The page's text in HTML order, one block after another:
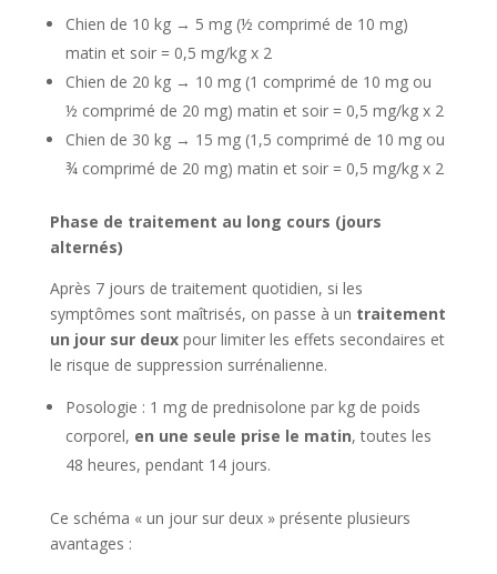
Chien de 10 kg → 5 mg (½ comprimé de 10 mg)
matin et soir = 0,5 mg/kg x 2
Chien de 20 kg → 10 mg (1 comprimé de 10 mg ou
½ comprimé de 20 mg) matin et soir = 0,5 mg/kg x 2
Chien de 30 kg → 15 mg (1,5 comprimé de 10 mg ou
¾ comprimé de 20 mg) matin et soir = 0,5 mg/kg x 2
Phase de traitement au long cours (jours
alternés)
Après 7 jours de traitement quotidien, si les
symptômes sont maîtrisés, on passe à un traitement
un jour sur deuxpour limiter les effets secondaires et
le risque de suppression surrénalienne.
Posologie : 1 mg de prednisolone par kg de poids
corporel, en une seule prise le matin, toutes les
48 heures, pendant 14 jours.
Ce schéma « un jour sur deux » présente plusieurs
avantages :